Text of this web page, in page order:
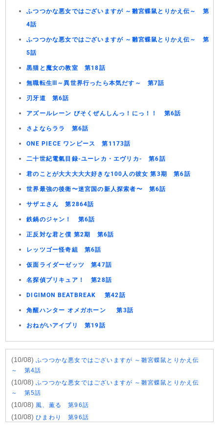
ふつつかな悪女ではございますが ～雛宮蝶鼠とりかえ伝～ 第
4話
ふつつかな悪女ではございますが ～雛宮蝶鼠とりかえ伝～ 第
5話
黒猫と魔女の教室 第18話
無職転生Ⅲ～異世界行ったら本気だす～ 第7話
刃牙道 第6話
アズールレーン びそくぜんしんっ！にっ！！ 第6話
さよならララ 第6話
ONE PIECE ワンピース 第1173話
二十世紀電氣目録-ユーレカ・エヴリカ- 第6話
君のことが大大大大大好きな100人の彼女 第3期 第6話
世界最強の後衛〜迷宮国の新人探索者〜 第6話
サザエさん 第2864話
鉄鍋のジャン！ 第6話
正反対な君と僕 第2期 第6話
レッツゴー怪奇組 第6話
仮面ライダーゼッツ 第47話
名探偵プリキュア！ 第28話
DIGIMON BEATBREAK 第42話
角醒ハンター オメガホーン 第3話
おねがいアイプリ 第19話
(10/08)ふつつかな悪女ではございますが ～雛宮蝶鼠とりかえ伝
～ 第4話
(10/08)ふつつかな悪女ではございますが ～雛宮蝶鼠とりかえ伝
～ 第5話
(10/08) 風、薫る 第96話
(10/08)ひまわり 第96話